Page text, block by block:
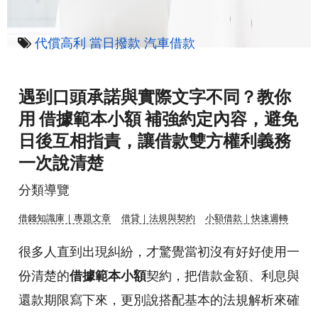
代償高利 當日撥款 汽車借款
遇到口頭承諾與實際文字不同？教你
用 借據範本小額 補強約定內容，避免
日後互相指責，讓借款雙方權利義務
一次說清楚
分類導覽
借錢知識庫｜專題文章 借貸｜法規與契約 小額借款｜快速週轉
很多人直到出現糾紛，才驚覺當初沒有好好使用一
份清楚的借據範本小額契約，把借款金額、利息與
還款期限寫下來，更別說搭配基本的法規解析來確